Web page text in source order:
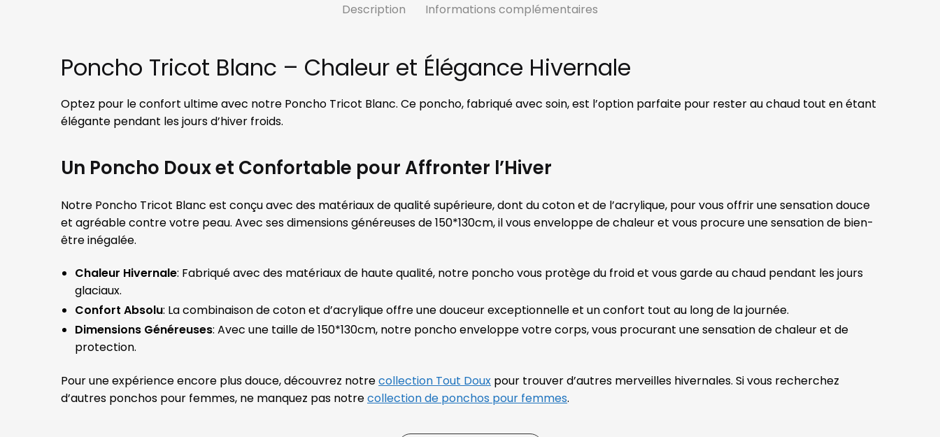
Description Informations complémentaires
Poncho Tricot Blanc – Chaleur et Élégance Hivernale
Optez pour le confort ultime avec notre Poncho Tricot Blanc. Ce poncho, fabriqué avec soin, est l’option parfaite pour rester au chaud tout en étant
élégante pendant les jours d’hiver froids.
Un Poncho Doux et Confortable pour Affronter l’Hiver
Notre Poncho Tricot Blanc est conçu avec des matériaux de qualité supérieure, dont du coton et de l’acrylique, pour vous offrir une sensation douce
et agréable contre votre peau. Avec ses dimensions généreuses de 150*130cm, il vous enveloppe de chaleur et vous procure une sensation de bien-
être inégalée.
Chaleur Hivernale: Fabriqué avec des matériaux de haute qualité, notre poncho vous protège du froid et vous garde au chaud pendant les jours
glaciaux.
Confort Absolu: La combinaison de coton et d’acrylique offre une douceur exceptionnelle et un confort tout au long de la journée.
Dimensions Généreuses: Avec une taille de 150*130cm, notre poncho enveloppe votre corps, vous procurant une sensation de chaleur et de
protection.
Pour une expérience encore plus douce, découvrez notrecollection Tout Doux pour trouver d’autres merveilles hivernales. Si vous recherchez
d’autres ponchos pour femmes, ne manquez pas notrecollection de ponchos pour femmes.